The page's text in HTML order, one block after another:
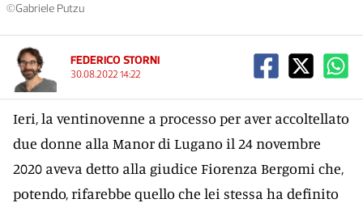
©Gabriele Putzu
FEDERICO STORNI
30.08.2022 14:22
Ieri, la ventinovenne a processo per aver accoltellato
due donne alla Manor di Lugano il 24 novembre
2020 aveva detto alla giudice Fiorenza Bergomi che,
potendo, rifarebbe quello che lei stessa ha definito